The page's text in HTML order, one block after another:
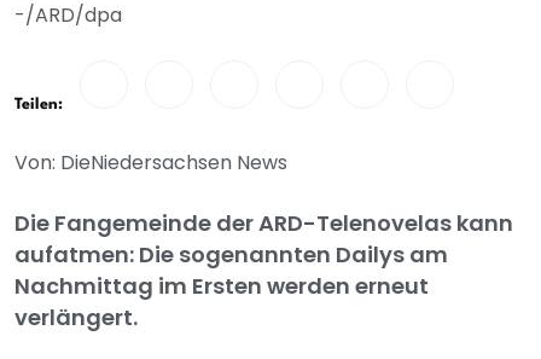
-/ARD/dpa
Teilen:
Von: DieNiedersachsen News
Die Fangemeinde der ARD-Telenovelas kann
aufatmen: Die sogenannten Dailys am
Nachmittag im Ersten werden erneut
verlängert.